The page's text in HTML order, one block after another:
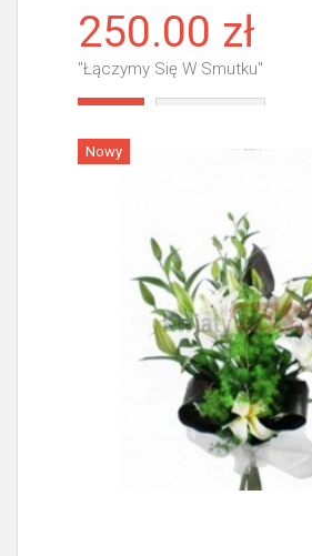
250.00 zł
"Łączymy Się W Smutku"
Nowy